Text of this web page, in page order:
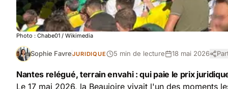
Photo : Chabe01 / Wikimedia
Sophie FavreJURIDIQUE 5 min de lecture 18 mai 2026
Nantes relégué, terrain envahi : qui paie le prix
Le 17 mai 2026, la Beaujoire vivait l'un des moments